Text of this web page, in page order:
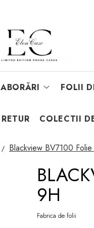
FOLII
COLECTII
/ Blackview BV7100
9H
Fabrica de folii